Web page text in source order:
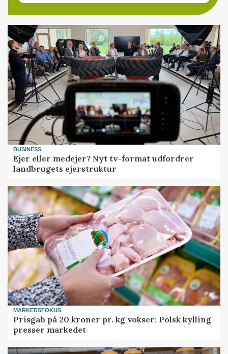
BUSINESS
Ejer eller medejer? Nyt tv-format udfordrer
landbrugets ejerstruktur
MARKEDSFOKUS
Prisgab på 20 kroner pr. kg vokser: Polsk kylling
presser markedet